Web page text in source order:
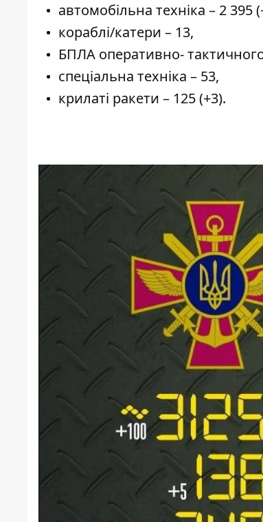
автомобільна техніка – 2 395
кораблі/катери – 13,
БПЛА оперативно- тактичного
спеціальна техніка – 53,
крилаті ракети – 125 (+3).